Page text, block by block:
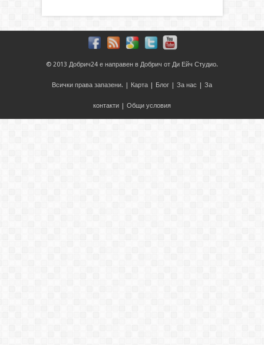
© 2013 Добрич24 е направен в Добрич от Ди Ейч Студио.
Всички права запазени. | Карта | Блог | За нас | За
контакти | Общи условия